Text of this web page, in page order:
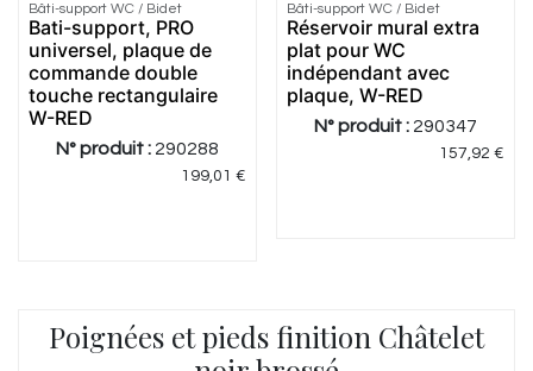
Meilleur
prix
Bâti-support WC / Bidet
Bati-support, PRO
universel, plaque de
commande double
touche rectangulaire
W-RED
N° produit : 290288
199,01 €
Meilleur
prix
Bâti-support WC / Bidet
Réservoir mural extra
plat pour WC
indépendant avec
plaque, W-RED
N° produit : 290347
157,92 €
Poignées et pieds finition Châtelet